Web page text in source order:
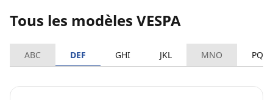
Tous les modèles VESPA
ABC DEF GHI JKL MNO PQRS